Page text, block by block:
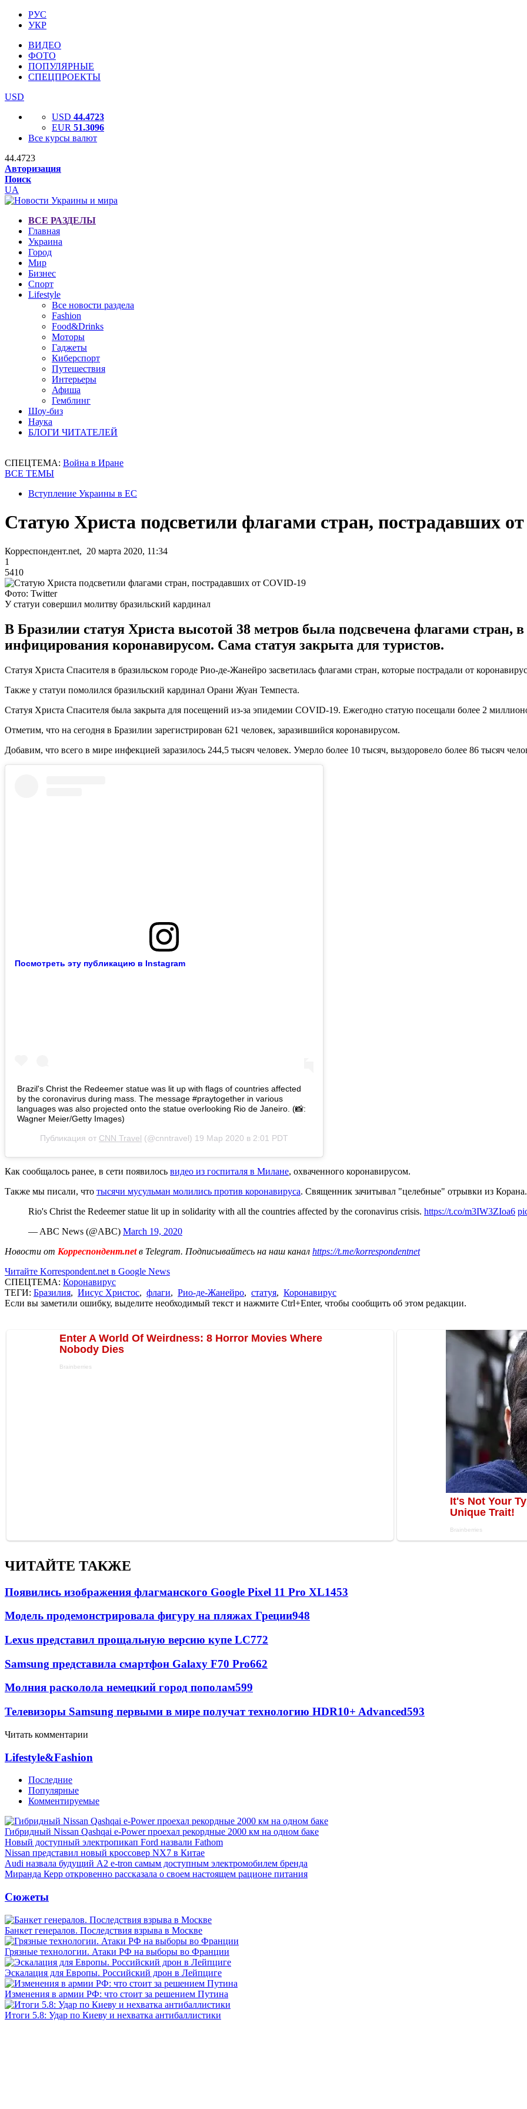
РУС
УКР
ВИДЕО
ФОТО
ПОПУЛЯРНЫЕ
СПЕЦПРОЕКТЫ
USD
USD 44.4723
EUR 51.3096
Все курсы валют
44.4723
Авторизация
Поиск
UA
ВСЕ РАЗДЕЛЫ
Главная
Украина
Город
Мир
Бизнес
Спорт
Lifestyle
Все новости раздела
Fashion
Food&Drinks
Моторы
Гаджеты
Киберспорт
Путешествия
Интерьеры
Афиша
Гемблинг
Шоу-биз
Наука
БЛОГИ ЧИТАТЕЛЕЙ
СПЕЦТЕМА: Война в Иране
ВСЕ ТЕМЫ
Вступление Украины в ЕС
Статую Христа подсветили флагами стран, пострадавших
Корреспондент.net, 20 марта 2020, 11:34
1
5410
Фото: Twitter
У статуи совершил молитву бразильский кардинал
В Бразилии статуя Христа высотой 38 метров была подсвечена флагами стран,
инфицирования коронавирусом. Сама статуя закрыта для туристов.
Статуя Христа Спасителя в бразильском городе Рио-де-Жанейро засветилась флагами стран, которые пострадали от
Также у статуи помолился бразильский кардинал Орани Жуан Темпеста.
Статуя Христа Спасителя была закрыта для посещений из-за эпидемии COVID-19. Ежегодно статую посещали более 2
Отметим, что на сегодня в Бразилии зарегистрирован 621 человек, заразившийся коронавирусом.
Добавим, что всего в мире инфекцией заразилось 244,5 тысяч человек. Умерло более 10 тысяч, выздоровело более 86 тысяч
Посмотреть эту публикацию в Instagram
Brazil's Christ the Redeemer statue was lit up with flags of countries affected
by the coronavirus during mass. The message #praytogether in various
languages was also projected onto the statue overlooking Rio de Janeiro. (📸:
Wagner Meier/Getty Images)
Публикация от CNN Travel (@cnntravel) 19 Мар 2020 в 2:01 PDT
Как сообщалось ранее, в сети появилось видео из госпиталя в Милане, охваченного коронавирусом.
Также мы писали, что тысячи мусульман молились против коронавируса. Священник зачитывал "целебные" отрывки из Корана.
Rio's Christ the Redeemer statue lit up in solidarity with all the countries affected by the coronavirus crisis. https://t.co/m3IW3ZIoa6
— ABC News (@ABC) March 19, 2020
Новости от Корреспондент.netв Telegram. Подписывайтесь на наш канал https://t.me/korrespondentnet
Читайте Korrespondent.net в Google News
СПЕЦТЕМА: Коронавирус
ТЕГИ: Бразилия, Иисус Христос, флаги, Рио-де-Жанейро, статуя, Коронавирус
Если вы заметили ошибку, выделите необходимый текст и нажмите Ctrl+Enter, чтобы сообщить об этом редакции.
ЧИТАЙТЕ ТАКЖЕ
Появились изображения флагманского Google Pixel 11 Pro XL1453
Модель продемонстрировала фигуру на пляжах Греции948
Lexus представил прощальную версию купе LC772
Samsung представила смартфон Galaxy F70 Pro662
Молния расколола немецкий город пополам599
Телевизоры Samsung первыми в мире получат технологию HDR10+ Advanced593
Читать комментарии
Lifestyle&Fashion
Последние
Популярные
Комментируемые
Гибридный Nissan Qashqai e-Power проехал рекордные 2000 км на одном баке
Новый доступный электропикап Ford назвали Fathom
Nissan представил новый кроссовер NX7 в Китае
Audi назвала будущий A2 e-tron самым доступным электромобилем бренда
Миранда Керр откровенно рассказала о своем настоящем рационе питания
Сюжеты
Банкет генералов. Последствия взрыва в Москве
Грязные технологии. Атаки РФ на выборы во Франции
Эскалация для Европы. Российский дрон в Лейпциге
Изменения в армии РФ: что стоит за решением Путина
Итоги 5.8: Удар по Киеву и нехватка антибаллистики